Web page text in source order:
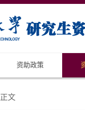
资助政策
正文